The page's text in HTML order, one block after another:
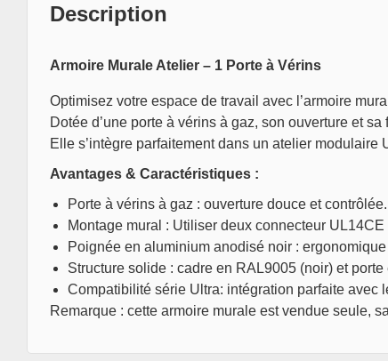
Description
Armoire Murale Atelier – 1 Porte à Vérins
Optimisez votre espace de travail avec l’armoire
Dotée d’une porte à vérins à gaz, son ouverture et
Elle s’intègre parfaitement dans un atelier
Avantages & Caractéristiques :
Porte à vérins à gaz : ouverture douce et contrôlée.
Montage mural : Utiliser deux connecteur UL14CE
Poignée en aluminium anodisé noir :
Structure solide : cadre en RAL9005 (noir) et
Compatibilité série Ultra: intégration parfaite avec
Remarque : cette armoire murale est vendue seule,